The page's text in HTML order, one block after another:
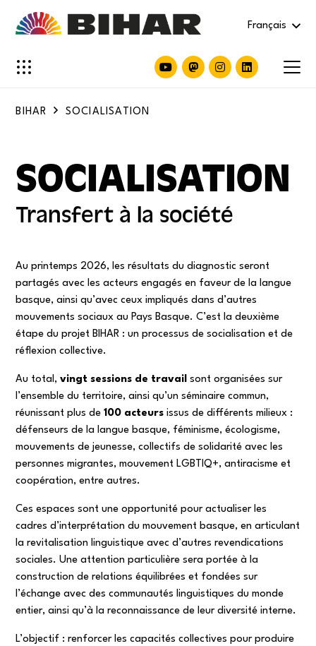
Français
BIHAR SOCIALISATION
SOCIALISATION
Transfert à la société
Au printemps 2026, les résultats du diagnostic seront
partagés avec les acteurs engagés en faveur de la langue
basque, ainsi qu’avec ceux impliqués dans d’autres
mouvements sociaux au Pays Basque. C’est la deuxième
étape du projet BIHAR : un processus de socialisation et de
réflexion collective.
Au total,vingt sessions de travail sont organisées sur
l’ensemble du territoire, ainsi qu’un séminaire commun,
réunissant plus de100 acteurs issus de différents milieux :
défenseurs de la langue basque, féminisme, écologisme,
mouvements de jeunesse, collectifs de solidarité avec les
personnes migrantes, mouvement LGBTIQ+, antiracisme et
coopération, entre autres.
Ces espaces sont une opportunité pour actualiser les
cadres d’interprétation du mouvement basque, en articulant
la revitalisation linguistique avec d’autres revendications
sociales. Une attention particulière sera portée à la
construction de relations équilibrées et fondées sur
l’échange avec des communautés linguistiques du monde
entier, ainsi qu’à la reconnaissance de leur diversité interne.
L’objectif : renforcer les capacités collectives pour produire